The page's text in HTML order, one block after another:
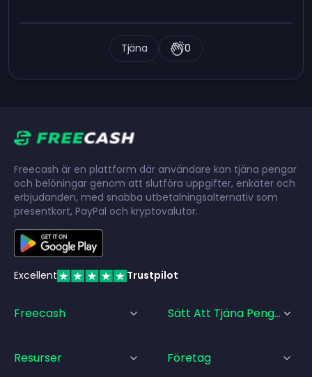
Tjäna 0
Freecash är en plattform där användare kan tjäna pengar
och belöningar genom att slutföra uppgifter, enkäter och
erbjudanden, med snabba utbetalningsalternativ som
presentkort, PayPal och kryptovalutor.
Excellent Trustpilot
Freecash Sätt Att Tjäna Pengar
Resurser Företag